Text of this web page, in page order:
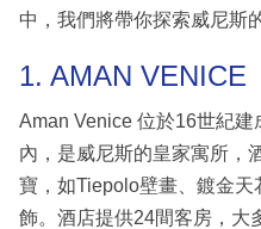
中，我們將帶你探索威尼斯
1. AMAN VENICE
Aman Venice 位於16世紀
內，是威尼斯的皇家寓所，
寶，如Tiepolo壁畫、鍍金
飾。酒店提供24間客房，大